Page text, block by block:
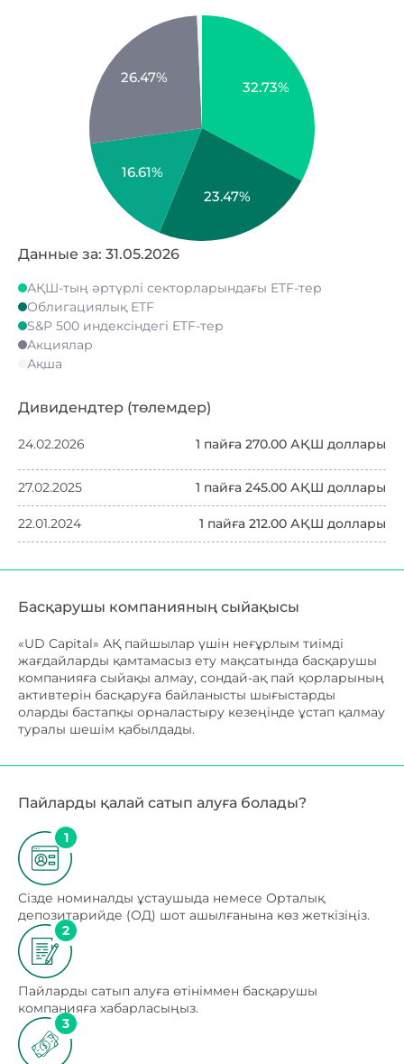
32.73%
23.47%
16.61%
26.47%
Данные за: 31.05.2026
АҚШ-тың әртүрлі секторларындағы ETF-тер
Облигациялық ETF
S&P 500 индексіндегі ETF-тер
Акциялар
Ақша
Дивидендтер (төлемдер)
24.02.2026 1 пайға 270.00 АҚШ доллары
27.02.2025 1 пайға 245.00 АҚШ доллары
22.01.2024 1 пайға 212.00 АҚШ доллары
Басқарушы компанияның сыйақысы
«UD Capital» АҚ пайшылар үшін неғұрлым тиімді
жағдайларды қамтамасыз ету мақсатында басқарушы
компанияға сыйақы алмау, сондай-ақ пай қорларының
активтерін басқаруға байланысты шығыстарды
оларды бастапқы орналастыру кезеңінде ұстап қалмау
туралы шешім қабылдады.
Пайларды қалай сатып алуға болады?
1
Сізде номиналды ұстаушыда немесе Орталық
депозитарийде (ОД) шот ашылғанына көз жеткізіңіз.
2
Пайларды сатып алуға өтініммен басқарушы
компанияға хабарласыңыз.
3